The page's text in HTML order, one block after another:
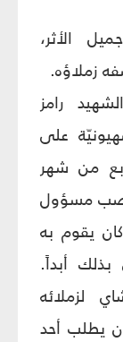
الأثر،
زملاؤه.
رامز
على
من شهر
يشغل منصب مسؤول
يقوم به
أبداً.
لزملائه
يطلب أحد